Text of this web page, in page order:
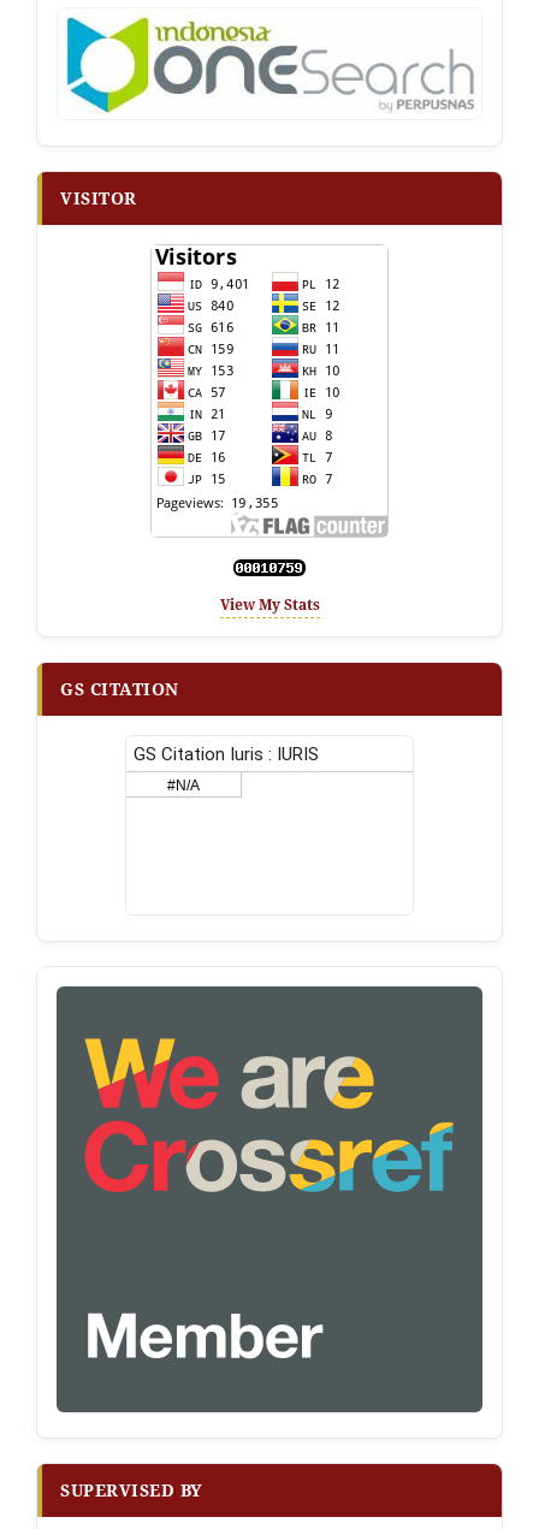
VISITOR
View My Stats
GS CITATION
SUPERVISED BY